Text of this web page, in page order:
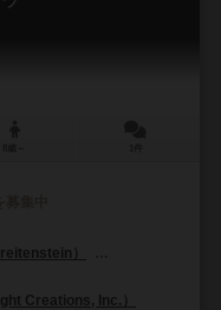
）
Creations, Inc.）